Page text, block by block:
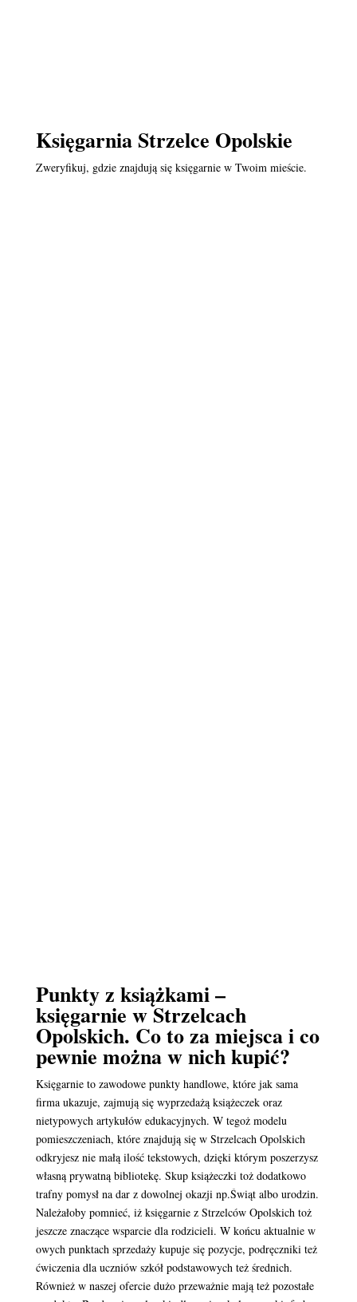
Księgarnia Strzelce Opolskie
Zweryfikuj, gdzie znajdują się księgarnie w Twoim mieście.
Punkty z książkami –
księgarnie w Strzelcach
Opolskich. Co to za miejsca i co
pewnie można w nich kupić?
Księgarnie to zawodowe punkty handlowe, które jak sama
firma ukazuje, zajmują się wyprzedażą książeczek oraz
nietypowych artykułów edukacyjnych. W tegoż modelu
pomieszczeniach, które znajdują się w Strzelcach Opolskich
odkryjesz nie małą ilość tekstowych, dzięki którym poszerzysz
własną prywatną bibliotekę. Skup książeczki toż dodatkowo
trafny pomysł na dar z dowolnej okazji np.Świąt albo urodzin.
Należałoby pomnieć, iż księgarnie z Strzelców Opolskich toż
jeszcze znaczące wsparcie dla rodzicieli. W końcu aktualnie w
owych punktach sprzedaży kupuje się pozycje, podręczniki też
ćwiczenia dla uczniów szkół podstawowych też średnich.
Również w naszej ofercie dużo przeważnie mają też pozostałe